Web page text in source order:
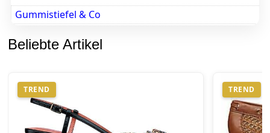
Gummistiefel & Co
Beliebte Artikel
TREND TREND